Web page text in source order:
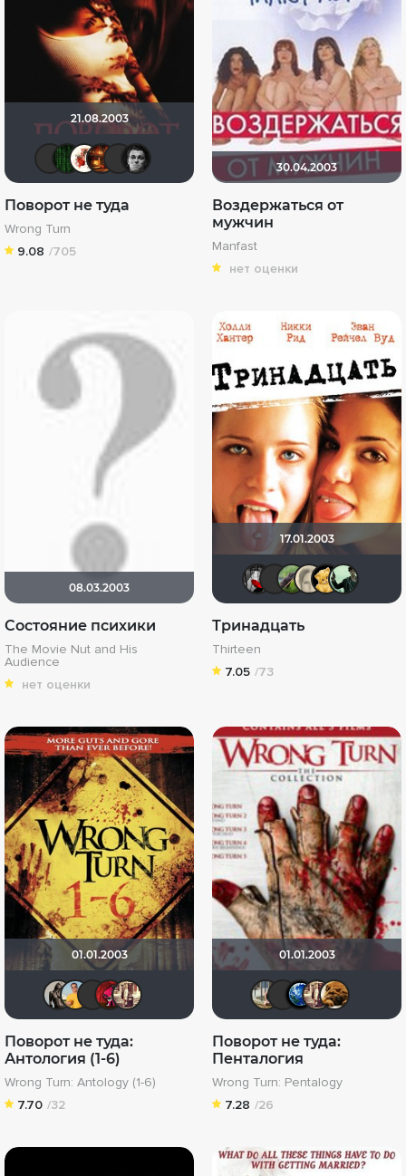
21.08.2003
Валеpий
MatrixВиктория555
Макс Бро
Фрэнк Пинатра
Ƙeʍȃƞ
Поворот не туда
Wrong Turn
9.08 /705
30.04.2003
Воздержаться от
мужчин
Manfast
нет оценки
08.03.2003
Состояние психики
The Movie Nut and His
Audience
нет оценки
17.01.2003
Мышь
Тринадцать
Thirteen
7.05 /73
01.01.2003
Magila yongyovodnik
Поворот не туда:
Антология (1-6)
Wrong Turn: Antology (1-6)
7.70 /32
01.01.2003
Поворот не туда:
Пенталогия
Wrong Turn: Pentalogy
7.28 /26